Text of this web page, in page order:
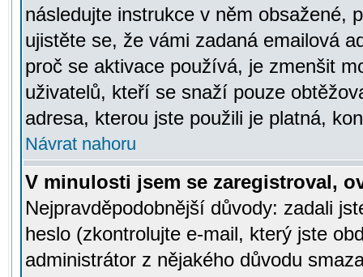
následujte instrukce v něm obsažené,
ujistěte se, že vámi zadaná emailová
proč se aktivace používá, je zmenšit
uživatelů, kteří se snaží pouze
adresa, kterou jste použili je platná,
Návrat nahoru
V minulosti jsem se zaregistroval,
Nejpravděpodobnější důvody: zadali
heslo (zkontrolujte e-mail, který jste
administrátor z nějakého důvodu